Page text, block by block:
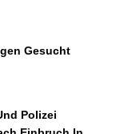
Gesucht
Polizei